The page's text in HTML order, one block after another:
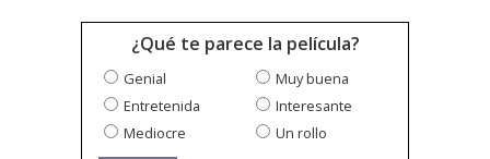
¿Qué te parece la película?
Genial
Muy buena
Entretenida
Interesante
Mediocre
Un rollo